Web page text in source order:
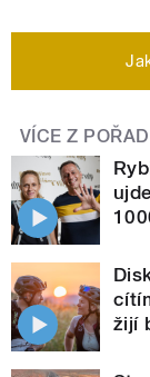
VÍCE Z
žijí